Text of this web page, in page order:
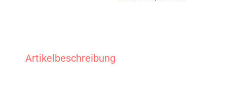
Warenkorb
Artikelbeschreibung